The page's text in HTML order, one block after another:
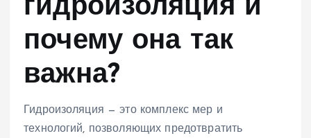
гидроизоляция и
почему она так
важна?
Гидроизоляция — это комплекс мер и
технологий, позволяющих предотвратить